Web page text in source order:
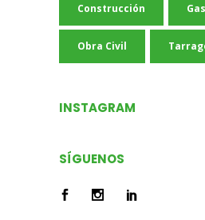
Construcción
Obra Civil
INSTAGRAM
SÍGUENOS